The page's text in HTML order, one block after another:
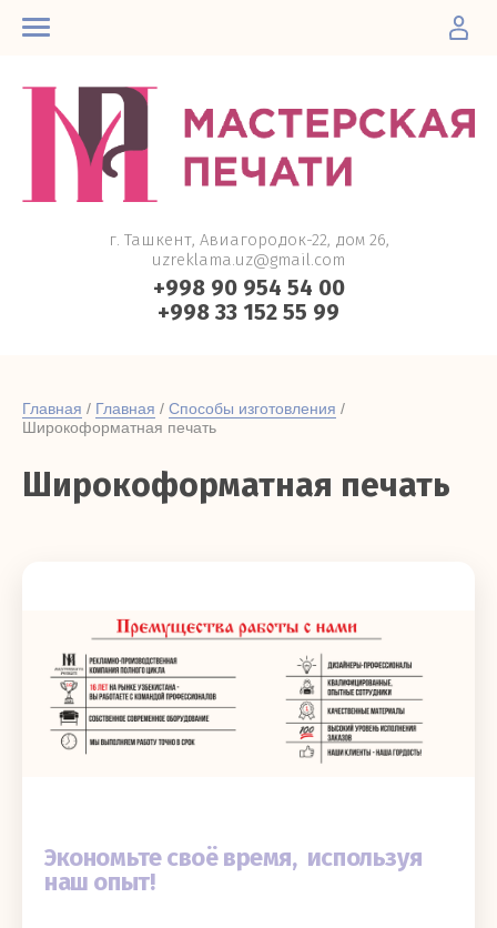
г. Ташкент, Авиагородок-22, дом 26,
uzreklama.uz@gmail.com
+998 90 954 54 00
+998 33 152 55 99
Главная / Главная / Способы изготовления /
Широкоформатная печать
Широкоформатная печать
Экономьте своё время, используя
наш опыт!